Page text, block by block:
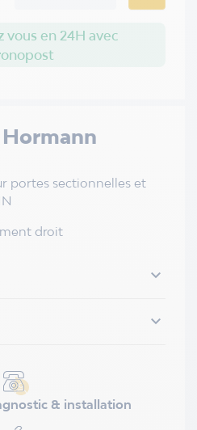
Hormann
portes sectionnelles et
droit


& installation
vous en 24H avec